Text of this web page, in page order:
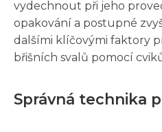
vydechnout při jeho
opakování a postupné
dalšími klíčovými faktory
břišních svalů pomocí
Správná technika